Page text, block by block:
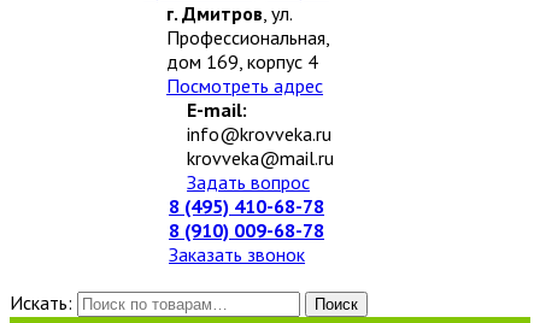
г. Дмитров, ул.
Профессиональная,
дом 169, корпус 4
Посмотреть адрес
E-mail:
info@krovveka.ru
krovveka@mail.ru
Задать вопрос
8 (495) 410-68-78
8 (910) 009-68-78
Заказать звонок
Искать:
Поиск